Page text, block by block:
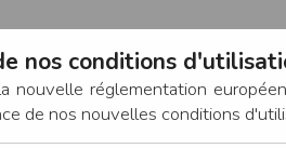
nos conditions
nouvelle réglementation
de nos nouvelles conditions